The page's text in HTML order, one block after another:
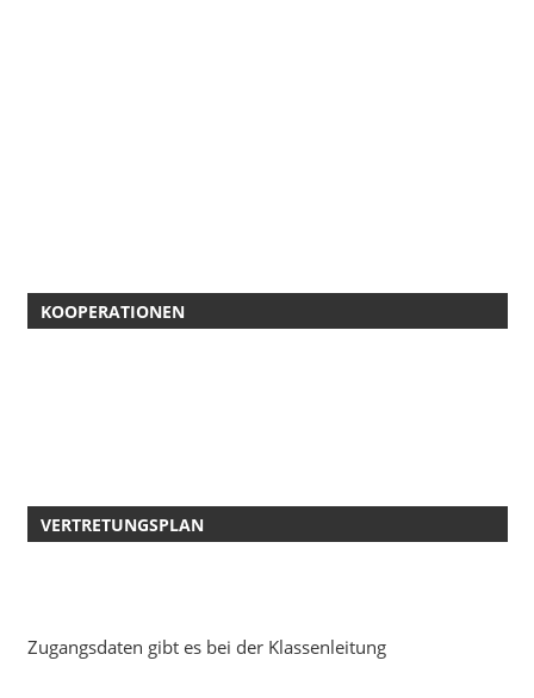
KOOPERATIONEN
VERTRETUNGSPLAN
Zugangsdaten gibt es bei der Klassenleitung